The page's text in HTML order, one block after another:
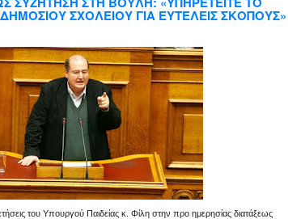
ΣΧΟΛΕΙΟΥ ΓΙΑ ΕΥΤΕΛΕΙΣ ΣΚΟΠΟΥΣ»
του Υπουργού Παιδείας κ. Φίλη στην προ ημερησίας διατάξεως